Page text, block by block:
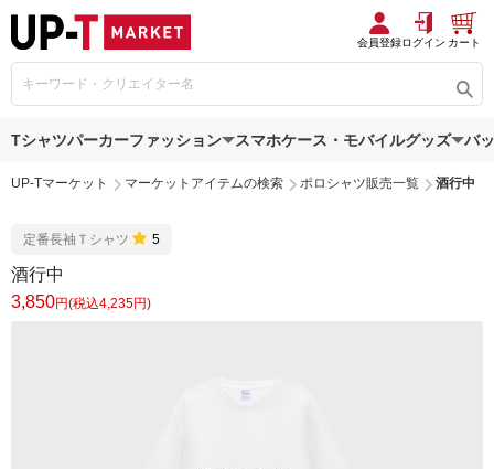
会員登録ログイン カート
Tシャツパーカーファッション スマホケース・モバイルグッズ バ
UP-Tマーケット マーケットアイテムの検索 ポロシャツ販売一覧 酒行中
定番長袖Ｔシャツ 5
酒行中
3,850円(税込4,235円)